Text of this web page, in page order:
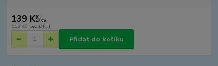
139 Kč/ks
115 Kč bez DPH
Přidat do košíku